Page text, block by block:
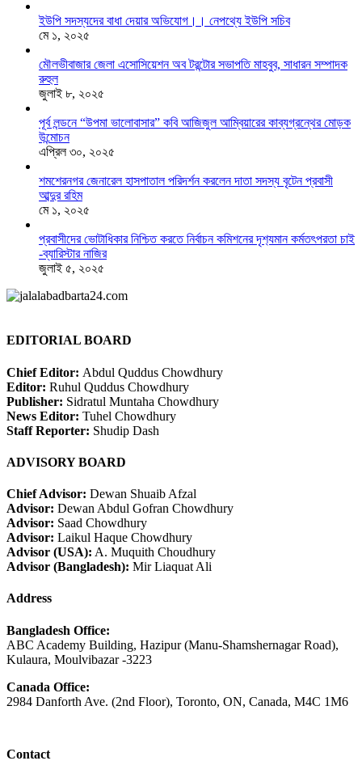
ইউপি সদস্যদের বাধা দেয়ার অভিযোগ।। নেপথ্যে ইউপি সচিব
মে ১, ২০২৫
মৌলভীবাজার জেলা এসোসিয়েশন অব টরন্টোর সভাপতি মাহবুব, সাধারন সম্পাদক
রুহুল
জুলাই ৮, ২০২৫
পূর্ব লন্ডনে “উপমা ভালোবাসার” কবি আজিজুল আম্বিয়ারের কাব্যগ্রন্থের মোড়ক
উন্মোচন
এপ্রিল ৩০, ২০২৫
শমশেরনগর জেনারেল হাসপাতাল পরিদর্শন করলেন দাতা সদস্য বৃটেন প্রবাসী
আব্দুর রহিম
মে ১, ২০২৫
প্রবাসীদের ভোটাধিকার নিশ্চিত করতে নির্বাচন কমিশনের দৃশ‍্যমান কর্মতৎপরতা চাই
-ব্যারিস্টার নাজির
জুলাই ৫, ২০২৫
EDITORIAL BOARD
Chief Editor: Abdul Quddus Chowdhury
Editor: Ruhul Quddus Chowdhury
Publisher: Sidratul Muntaha Chowdhury
News Editor: Tuhel Chowdhury
Staff Reporter: Shudip Dash
ADVISORY BOARD
Chief Advisor: Dewan Shuaib Afzal
Advisor: Dewan Abdul Gofran Chowdhury
Advisor: Saad Chowdhury
Advisor: Laikul Haque Chowdhury
Advisor (USA): A. Muquith Choudhury
Advisor (Bangladesh): Mir Liaquat Ali
Address
Bangladesh Office:
ABC Academy Building, Hazipur (Manu-Shamshernagar Road),
Kulaura, Moulvibazar -3223
Canada Office:
2984 Danforth Ave. (2nd Floor), Toronto, ON, Canada, M4C 1M6
Contact